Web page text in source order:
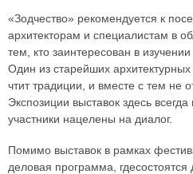
«Зодчество» рекомендуется к
архитекторам и специалистам в
тем, кто заинтересован в
Один из старейших
чтит традиции, и вместе с тем не
Экспозиции выставок здесь
участники нацелены на диалог.
Помимо выставок в рамках
деловая программа,